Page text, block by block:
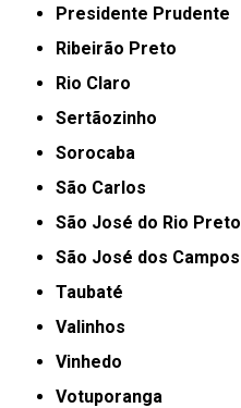
Presidente Prudente
Ribeirão Preto
Rio Claro
Sertãozinho
Sorocaba
São Carlos
São José do Rio Preto
São José dos Campos
Taubaté
Valinhos
Vinhedo
Votuporanga